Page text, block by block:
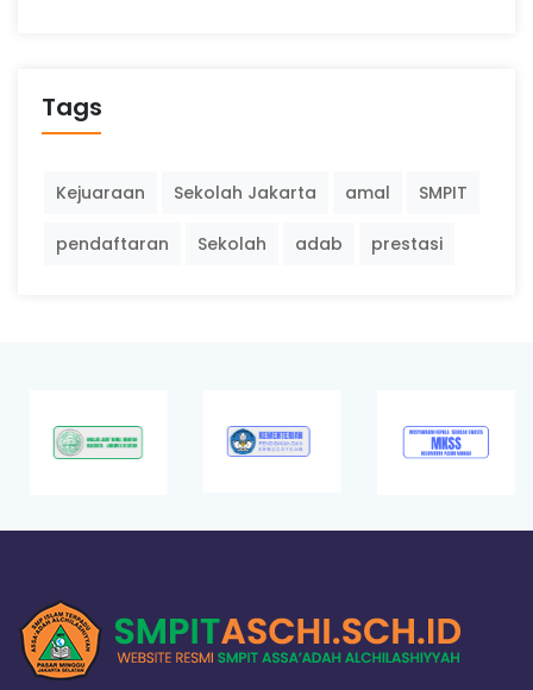
Tags
Kejuaraan Sekolah Jakarta amal SMPIT
pendaftaran Sekolah adab prestasi